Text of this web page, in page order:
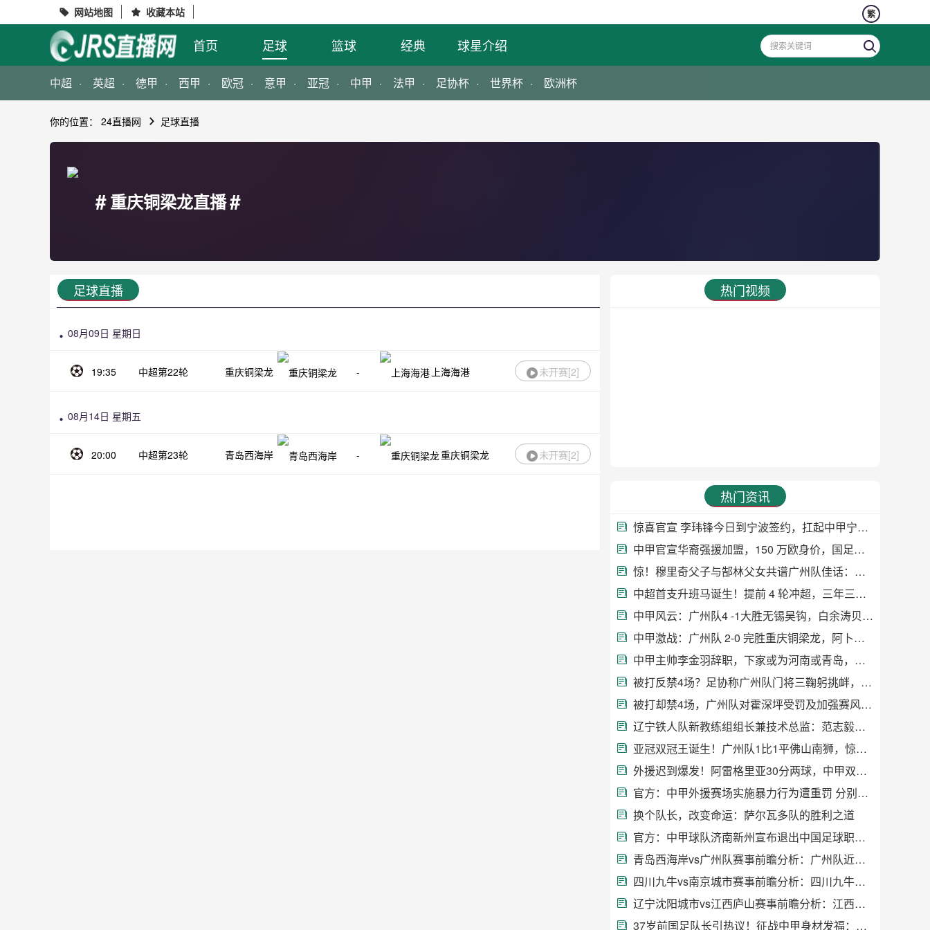
 网站地图  收藏本站 繁
首页 足球 篮球 经典 球星介绍
中超 英超 德甲 西甲 欧冠 意甲 亚冠 中甲 法甲 足协杯 世界杯 欧洲杯
你的位置： 24直播网 足球直播
#重庆铜梁龙直播#
足球直播
08月09日 星期日
19:35 中超第22轮 重庆铜梁龙 - 上海海港 未开赛[2]
08月14日 星期五
20:00 中超第23轮 青岛西海岸 - 重庆铜梁龙 未开赛[2]
热门视频
热门资讯
惊喜官宣 李玮锋今日到宁波签约，扛起中甲宁波队主教练大旗
中甲官宣华裔强援加盟，150 万欧身价，国足归化有望添助力
惊！穆里奇父子与郜林父女共谱广州队佳话：传承与热爱
中超首支升班马诞生！提前 4 轮冲超，三年三级跳终结云南21年等待
中甲风云：广州队4 -1大胜无锡吴钩，白余涛贝尼亚罗萨双星闪耀
中甲激战：广州队 2-0 完胜重庆铜梁龙，阿卜杜瓦哈普传射建功助球队升至第三
中甲主帅李金羽辞职，下家或为河南或青岛，妻子回应引关注
被打反禁4场？足协称广州队门将三鞠躬挑衅，罚款4万
被打却禁4场，广州队对霍深坪受罚及加强赛风教育的回应
辽宁铁人队新教练组组长兼技术总监：范志毅！足球盛宴即将开启
亚冠双冠王诞生！广州队1比1平佛山南狮，惊心动魄
外援迟到爆发！阿雷格里亚30分两球，中甲双雄争霸
官方：中甲外援赛场实施暴力行为遭重罚 分别停赛5场、4场
换个队长，改变命运：萨尔瓦多队的胜利之道
官方：中甲球队济南新州宣布退出中国足球职业联赛
青岛西海岸vs广州队赛事前瞻分析：广州队近期状态火热
四川九牛vs南京城市赛事前瞻分析：四川九牛已取得联赛3连胜
辽宁沈阳城市vs江西庐山赛事前瞻分析：江西庐山近期战绩有所回暖
37岁前国足队长引热议！征战中甲身材发福：肚腩藏不住，发际线上移